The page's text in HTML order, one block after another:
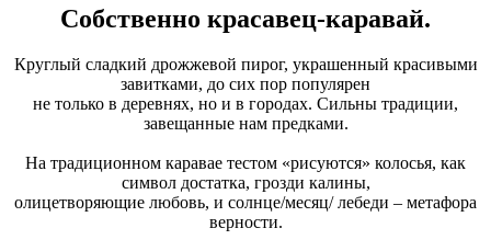
Собственно красавец-каравай.
Круглый сладкий дрожжевой пирог, украшенный красивыми
завитками, до сих пор популярен
не только в деревнях, но и в городах. Сильны традиции,
завещанные нам предками.
На традиционном каравае тестом «рисуются» колосья, как
символ достатка, грозди калины,
олицетворяющие любовь, и солнце/месяц/ лебеди – метафора
верности.